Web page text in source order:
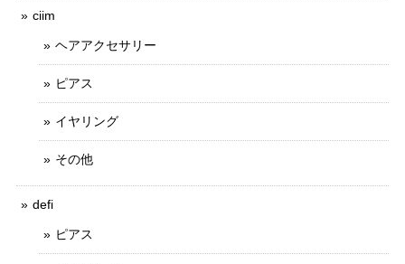
ciim
ヘアアクセサリー
ピアス
イヤリング
その他
defi
ピアス